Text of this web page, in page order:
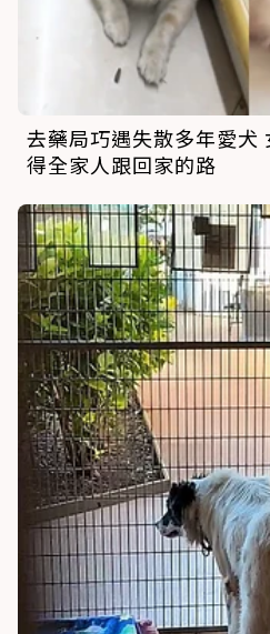
去藥局巧遇失散多年愛犬
得全家人跟回家的路